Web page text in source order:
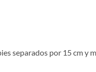
separados por 15 cm